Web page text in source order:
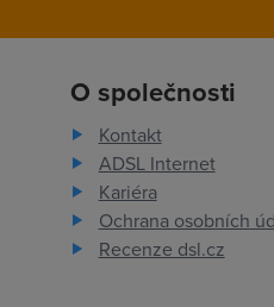
O společnosti
Kontakt
ADSL Internet
Kariéra
Ochrana osobních
Recenze dsl.cz